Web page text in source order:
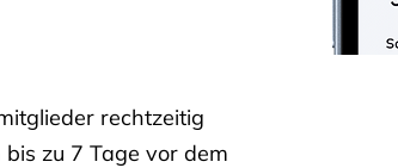
rechtzeitig
zu 7 Tage vor dem